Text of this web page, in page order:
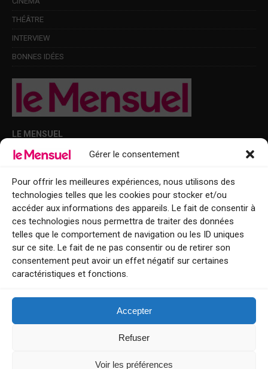
Gérer le consentement
Pour offrir les meilleures expériences, nous utilisons des
technologies telles que les cookies pour stocker et/ou
accéder aux informations des appareils. Le fait de consentir à
ces technologies nous permettra de traiter des données
telles que le comportement de navigation ou les ID uniques
sur ce site. Le fait de ne pas consentir ou de retirer son
consentement peut avoir un effet négatif sur certaines
caractéristiques et fonctions.
Accepter
Refuser
Voir les préférences
THÉÂTRE
INTERVIEW
BONNES IDÉES
LE MENSUEL
Points de diffusion Var et Alpes-Maritimes : oû trouver Le Mensuel ?
Le Mensuel en PDF : consultez le magazine en ligne
Qui sommes-nous ?
BFM Top Sorties
EVENT
Tourisme week-end : envie de vous évader le temps d’un week-end ou
Explorez nos bonnes adresses
Contact